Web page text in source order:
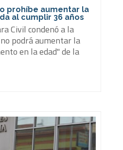
prohíbe aumentar la
al cumplir 36 años
Civil condenó a la
podrá aumentar la
en la edad" de la